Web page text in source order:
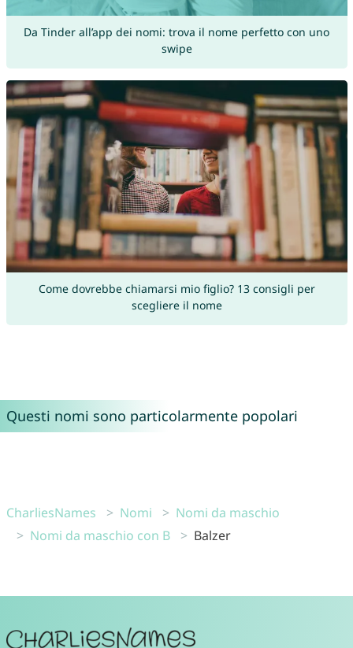
Da Tinder all’app dei nomi: trova il nome perfetto con uno
swipe
Come dovrebbe chiamarsi mio figlio? 13 consigli per
scegliere il nome
Questi nomi sono particolarmente popolari
CharliesNames Nomi
Nomi da maschio
Nomi da maschio con B
Balzer